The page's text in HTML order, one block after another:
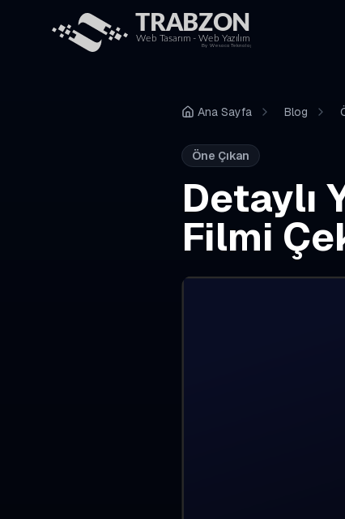
Ana Sayfa Blog
Öne Çıkan
Detaylı
Filmi